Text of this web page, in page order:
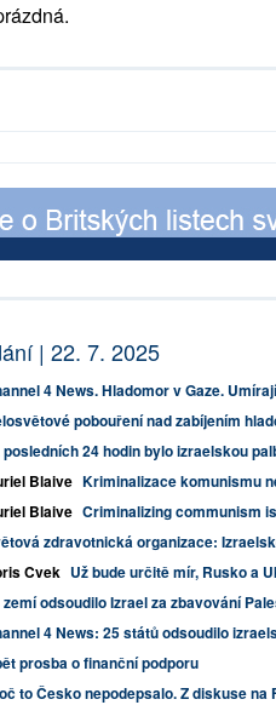
| 22. 7. 2025
4 News. Hladomor v Gaze.
pobouření nad zabíjením
posledních 24 hodin bylo izraelskou
Blaive Kriminalizace komunismu
Blaive Criminalizing communism
zdravotnická organizace:
Cvek Už bude určitě mír, Rusko a
zemí odsoudilo Izrael za zbavování
4 News: 25 států odsoudilo
prosba o finanční podporu
to Česko nepodepsalo. Z diskuse na